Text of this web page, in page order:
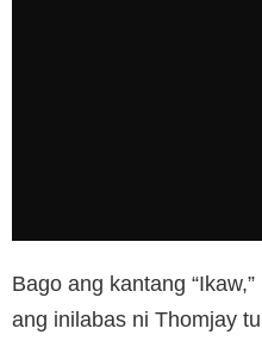
Bago ang kantang
ang inilabas ni Thomjay